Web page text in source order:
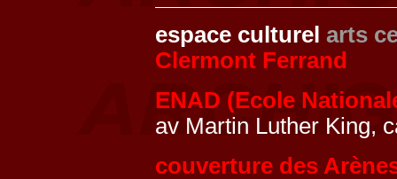
espace culturel arts
Clermont Ferrand
ENAD (Ecole
av Martin Luther King,
couverture des